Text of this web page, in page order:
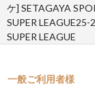
ケ] SETAGAYA
SUPER
SUPER LEAGUE
一般ご利用者様